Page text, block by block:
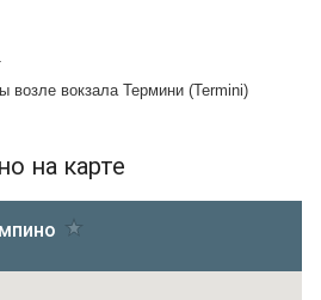
возле вокзала Термини (Termini)
на карте